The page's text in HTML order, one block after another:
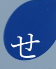
せ